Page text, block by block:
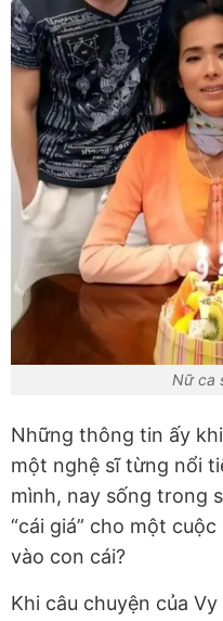
Nữ ca
Những thông tin ấy
một nghệ sĩ từng nổi
mình, nay sống trong
“cái giá” cho một
vào con cái?
Khi câu chuyện của